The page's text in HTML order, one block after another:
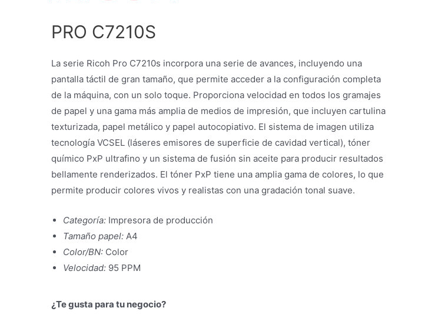
PRO C7210S
La serie Ricoh Pro C7210s incorpora una serie de avances, incluyendo una
pantalla táctil de gran tamaño, que permite acceder a la configuración completa
de la máquina, con un solo toque. Proporciona velocidad en todos los gramajes
de papel y una gama más amplia de medios de impresión, que incluyen cartulina
texturizada, papel metálico y papel autocopiativo. El sistema de imagen utiliza
tecnología VCSEL (láseres emisores de superficie de cavidad vertical), tóner
químico PxP ultrafino y un sistema de fusión sin aceite para producir resultados
bellamente renderizados. El tóner PxP tiene una amplia gama de colores, lo que
permite producir colores vivos y realistas con una gradación tonal suave.
Categoría: Impresora de producción
Tamaño papel: A4
Color/BN: Color
Velocidad: 95 PPM
¿Te gusta para tu negocio?